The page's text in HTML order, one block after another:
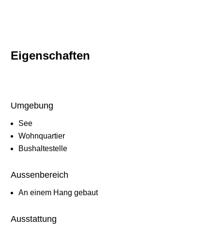
Eigenschaften
Umgebung
See
Wohnquartier
Bushaltestelle
Aussenbereich
An einem Hang gebaut
Ausstattung